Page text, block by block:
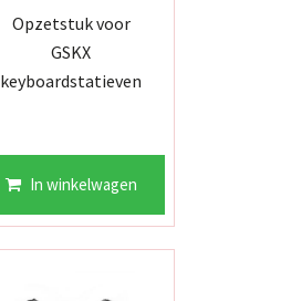
prijs
was:
€48,20.
Opzetstuk voor
GSKX
keyboardstatieven
In winkelwagen